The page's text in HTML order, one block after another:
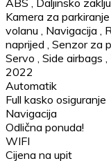
Kamera za parkiranje
volanu
Navigacija
naprijed Senzor za
Servo Side airbags
2022
Automatik
Full kasko osiguranje
Navigacija
Odlična ponuda!
WIFI
Cijena na upit